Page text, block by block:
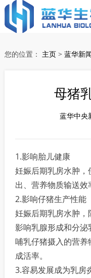
蓝华生物
您的位置： 主页> 蓝华新
母猪
蓝华中央
1.影响胎儿健康
妊娠后期乳房水肿
出、营养物质输送效
2.影响仔猪生产性能
妊娠后期乳房水肿，
影响乳腺形成和分泌
哺乳仔猪摄入的营
成活率。
3.容易发展成为乳房